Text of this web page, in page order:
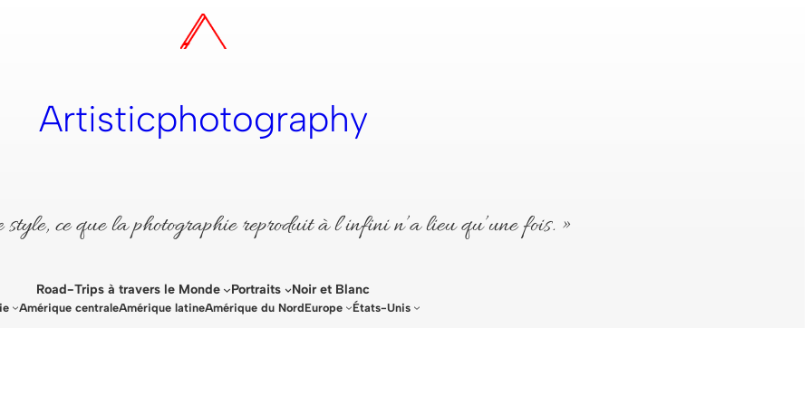
Artisticphotography
ce que la photographie reproduit à l’infini n’a lieu qu’une fois. »
Road-Trips à travers le Monde Portraits Noir et Blanc
Amérique centraleAmérique latineAmérique du NordEurope États-Unis